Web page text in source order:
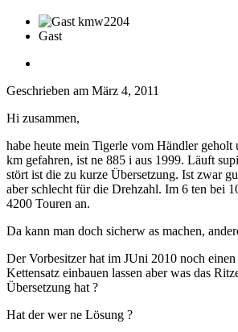
Gast
Geschrieben am März 4, 2011
Hi zusammen,
habe heute mein Tigerle vom Händler geholt
km gefahren, ist ne 885 i aus 1999. Läuft
stört ist die zu kurze Übersetzung. Ist zwar
aber schlecht für die Drehzahl. Im 6 ten bei
4200 Touren an.
Da kann man doch sicherw as machen,
Der Vorbesitzer hat im JUni 2010 noch
Kettensatz einbauen lassen aber was das
Übersetzung hat ?
Hat der wer ne Lösung ?